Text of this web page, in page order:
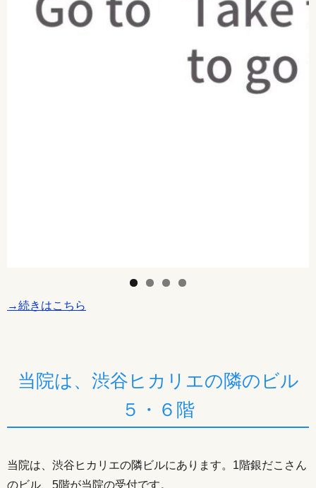
→続きはこちら
当院は、渋谷ヒカリエの隣のビル
５・６階
当院は、渋谷ヒカリエの隣ビルにあります。1階銀だこさん
のビル、5階が当院の受付です。